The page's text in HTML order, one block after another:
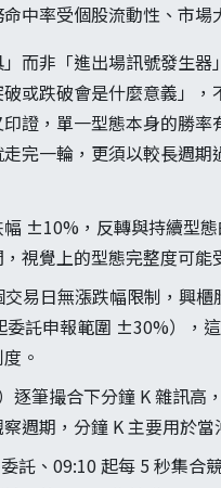
中率受個股流動性、市場
而非「進出場訊號發生
或跌破會是什麼意義」
證，單一型態本身的勝
完一輪，更須以較長週期
±10%，反轉與持續型
視覺上的型態完整度可能
易日無漲跌幅限制，興
託申報範圍 ±30%），
。
逐筆撮合下分鐘 K 雜訊
週期，分鐘 K 主要用於當
託、09:10 起每 5 秒集合